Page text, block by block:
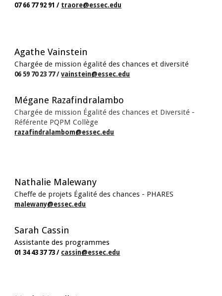
07 66 77 92 91 / traore@essec.edu
Agathe Vainstein
Chargée de mission égalité des chances et diversité
06 59 70 23 77 /vainstein@essec.edu
Mégane Razafindralambo
Chargée de mission Égalité des chances et Diversité -
Référente PQPM Collège
razafindralambom@essec.edu
Nathalie Malewany
Cheffe de projets Égalité des chances - PHARES
malewany@essec.edu
Sarah Cassin
Assistante des programmes
01 34 43 37 73 / cassin@essec.edu